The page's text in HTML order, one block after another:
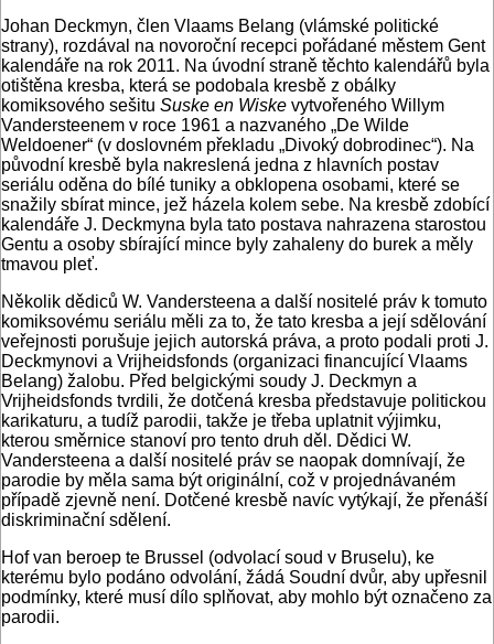
Johan Deckmyn, člen Vlaams Belang (vlámské politické
strany), rozdával na novoroční recepci pořádané městem Gent
kalendáře na rok 2011. Na úvodní straně těchto kalendářů byla
otištěna kresba, která se podobala kresbě z obálky
komiksového sešitu Suske en Wiske vytvořeného Willym
Vandersteenem v roce 1961 a nazvaného „De Wilde
Weldoener“ (v doslovném překladu „Divoký dobrodinec“). Na
původní kresbě byla nakreslená jedna z hlavních postav
seriálu oděna do bílé tuniky a obklopena osobami, které se
snažily sbírat mince, jež házela kolem sebe. Na kresbě zdobící
kalendáře J. Deckmyna byla tato postava nahrazena starostou
Gentu a osoby sbírající mince byly zahaleny do burek a měly
tmavou pleť.
Několik dědiců W. Vandersteena a další nositelé práv k tomuto
komiksovému seriálu měli za to, že tato kresba a její sdělování
veřejnosti porušuje jejich autorská práva, a proto podali proti J.
Deckmynovi a Vrijheidsfonds (organizaci financující Vlaams
Belang) žalobu. Před belgickými soudy J. Deckmyn a
Vrijheidsfonds tvrdili, že dotčená kresba představuje politickou
karikaturu, a tudíž parodii, takže je třeba uplatnit výjimku,
kterou směrnice stanoví pro tento druh děl. Dědici W.
Vandersteena a další nositelé práv se naopak domnívají, že
parodie by měla sama být originální, což v projednávaném
případě zjevně není. Dotčené kresbě navíc vytýkají, že přenáší
diskriminační sdělení.
Hof van beroep te Brussel (odvolací soud v Bruselu), ke
kterému bylo podáno odvolání, žádá Soudní dvůr, aby upřesnil
podmínky, které musí dílo splňovat, aby mohlo být označeno za
parodii.